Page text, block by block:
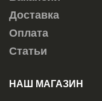
Доставка
Оплата
Статьи
НАШ МАГАЗИН